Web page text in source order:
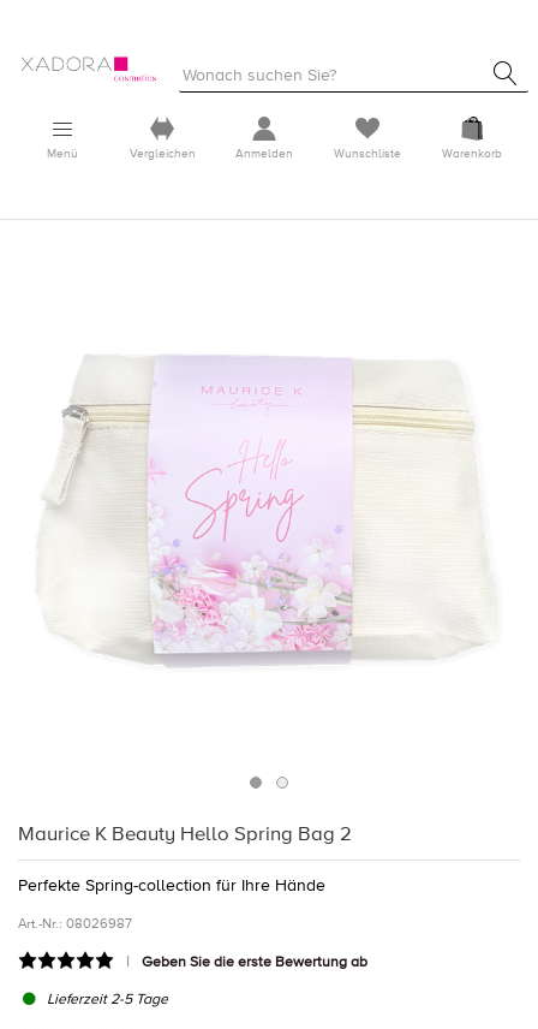
Menü Vergleichen Anmelden Wunschliste Warenkorb
Maurice K Beauty Hello Spring Bag 2
Perfekte Spring-collection für Ihre Hände
Art.-Nr.: 08026987
Geben Sie die erste Bewertung ab
Lieferzeit 2-5 Tage